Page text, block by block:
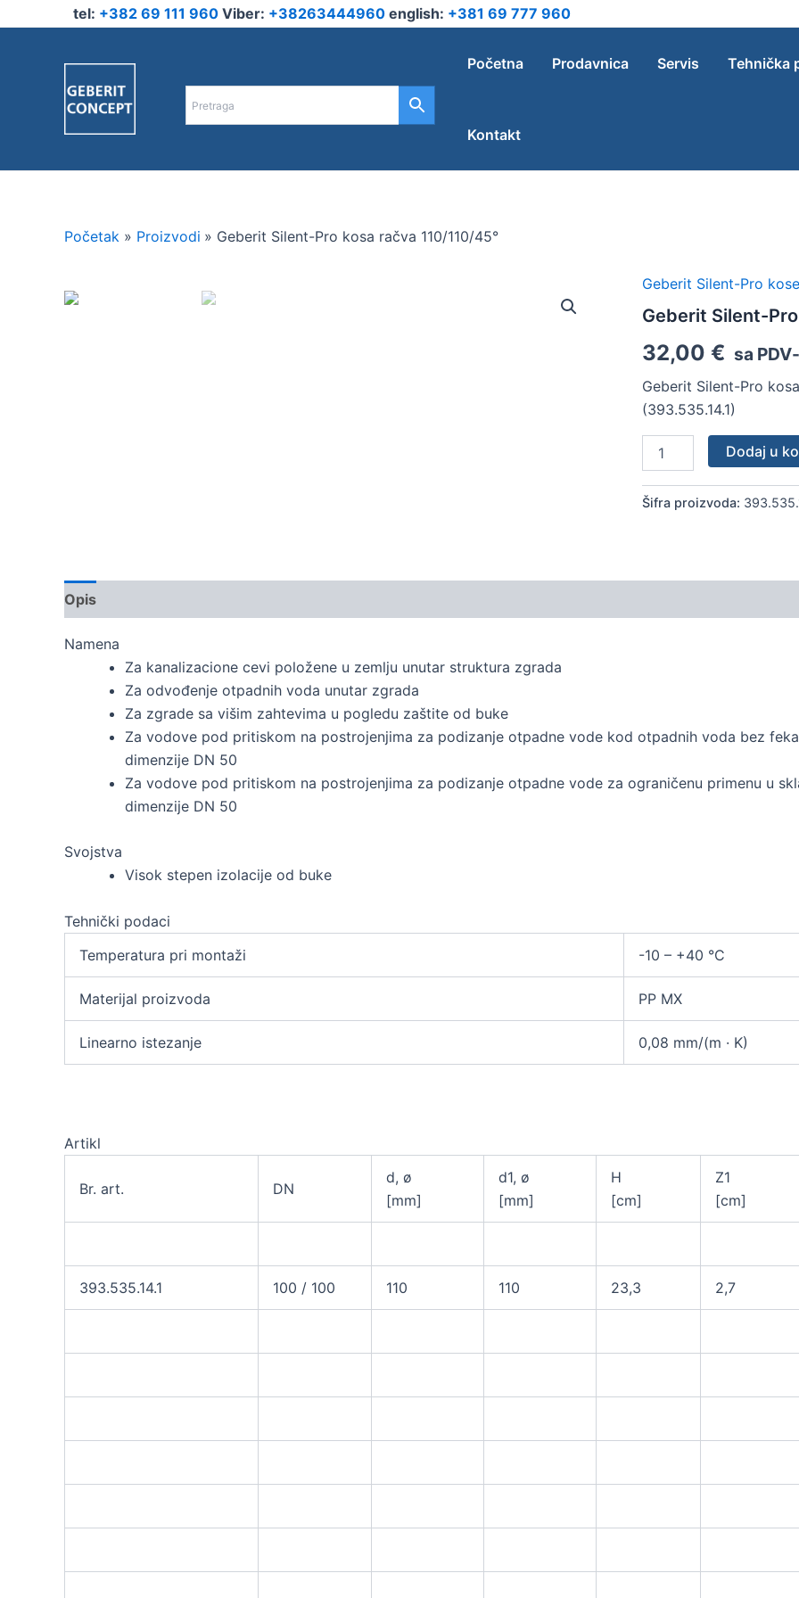
tel: +382 69 111 960 Viber: +38263444960 english: +381 69 777 960
Početna Prodavnica Servis Tehnička
Kontakt
Početak Proizvodi Geberit Silent-Pro kosa račva 110/110/45°
Geberit Silent-Pro
Geberit Silent-
32,00 € sa
Geberit Silent-Pro
(393.535.14.1)
Geberit
Pro
račva
količina
Dodaj u
Šifra proizvoda:
Opis
Namena
Za kanalizacione cevi položene u zemlju unutar struktura zgrada
Za odvođenje otpadnih voda unutar zgrada
Za zgrade sa višim zahtevima u pogledu zaštite od buke
Za vodove pod pritiskom na postrojenjima za podizanje otpadne vode kod otpadnih voda bez
dimenzije DN 50
Za vodove pod pritiskom na postrojenjima za podizanje otpadne vode za ograničenu primenu u
dimenzije DN 50
Svojstva
Visok stepen izolacije od buke
Tehnički podaci
Temperatura pri montaži
-10 – +40 °C
Materijal proizvoda PP MX
Linearno istezanje 0,08 mm/(m · K)
Artikl
Br. art. DN
d, ø
[mm]
d1, ø
[mm]
H
[cm]
Z1
[cm]
393.535.14.1 100 / 100 110 110 23,3 2,7